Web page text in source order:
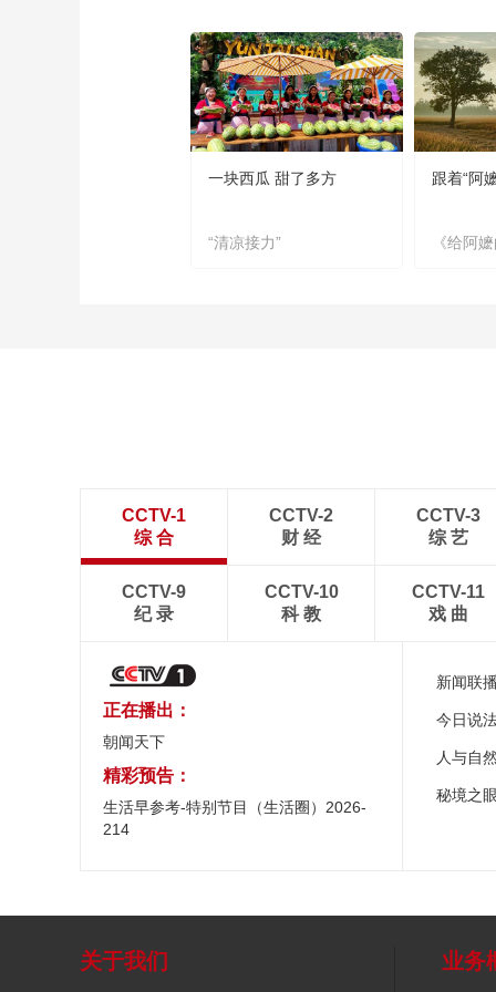
一块西瓜 甜了多方
“清凉接力”
跟着“阿
《给阿
CCTV-1
综 合
CCTV-2
财 经
CCTV-3
综 艺
CCTV-9
纪 录
CCTV-10
科 教
CCTV-11
戏 曲
正在播出：
朝闻天下
精彩预告：
生活早参考-特别节目（生活圈）2026-
214
新闻联
今日说
人与自
秘境之
关于我们 业务